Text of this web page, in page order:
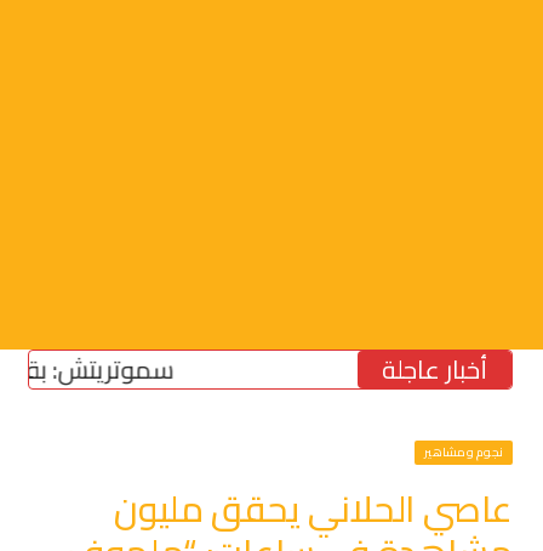
أخبار عاجلة سموتريتش: بقاء
نجوم ومشاهير
عاصي الحلاني يحقق مليون